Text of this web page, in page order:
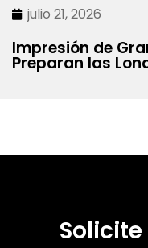
julio 21, 2026
Impresión de
Preparan las